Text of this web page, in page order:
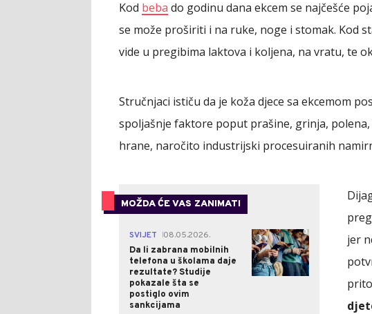
Kod beba do godinu dana ekcem se najčešće
se može proširiti i na ruke, noge i stomak. Kod
vide u pregibima laktova i koljena, na vratu, te
Stručnjaci ističu da je koža djece sa ekcemom
spoljašnje faktore poput prašine, grinja,
hrane, naročito industrijski procesuiranih
MOŽDA ĆE VAS ZANIMATI
SVIJET
08.05.2026.
Da li zabrana mobilnih
telefona u školama daje
rezultate? Studije
pokazale šta se
postiglo ovim
sankcijama
0
jer